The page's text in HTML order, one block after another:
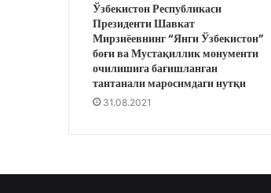
Ўзбекистон Республикаси
Президенти Шавкат
Мирзиёевнинг “Янги Ўзбекистон”
боғи ва Мустақиллик монументи
очилишига бағишланган
тантанали маросимдаги нутқи
31.08.2021